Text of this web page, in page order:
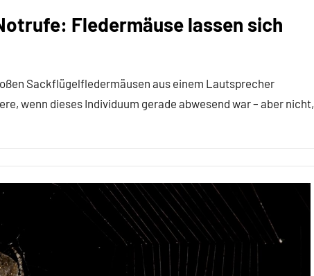
Fledermäuse lassen sich
Sackflügelfledermäusen aus einem Lautsprecher
wenn dieses Individuum gerade abwesend war – aber nicht,